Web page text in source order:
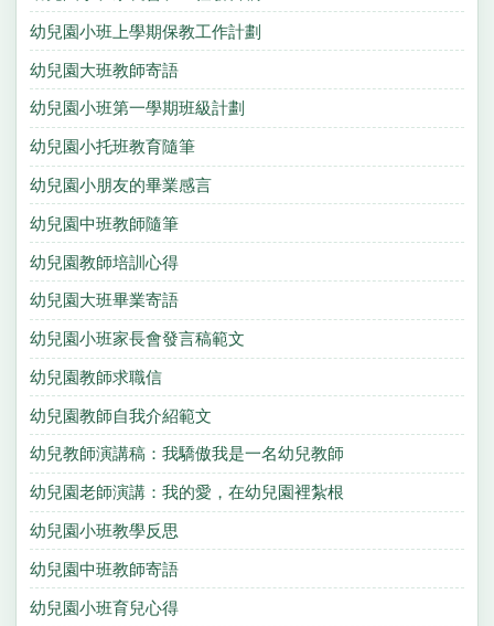
幼兒園小班上學期保教工作計劃
幼兒園大班教師寄語
幼兒園小班第一學期班級計劃
幼兒園小托班教育隨筆
幼兒園小朋友的畢業感言
幼兒園中班教師隨筆
幼兒園教師培訓心得
幼兒園大班畢業寄語
幼兒園小班家長會發言稿範文
幼兒園教師求職信
幼兒園教師自我介紹範文
幼兒教師演講稿：我驕傲我是一名幼兒教師
幼兒園老師演講：我的愛，在幼兒園裡紮根
幼兒園小班教學反思
幼兒園中班教師寄語
幼兒園小班育兒心得